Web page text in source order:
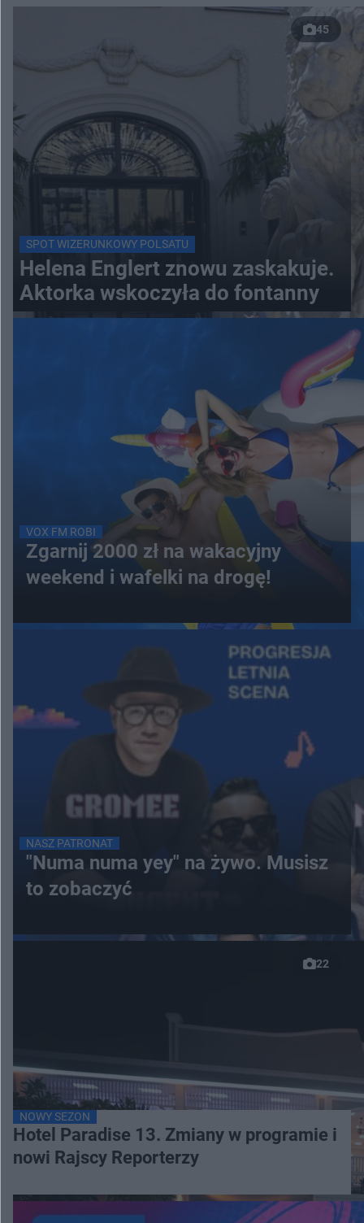
45
SPOT WIZERUNKOWY POLSATU
Helena Englert znowu zaskakuje.
Aktorka wskoczyła do fontanny
VOX FM ROBI
Zgarnij 2000 zł na wakacyjny
weekend i wafelki na drogę!
NASZ PATRONAT
"Numa numa yey" na żywo. Musisz
to zobaczyć
22
NOWY SEZON
Hotel Paradise 13. Zmiany w programie i
nowi Rajscy Reporterzy